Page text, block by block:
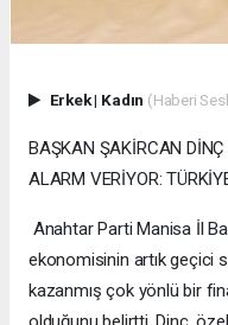
Erkek| Kadın (Haberi
BAŞKAN ŞAKİRCAN
ALARM VERİYOR:
Anahtar Parti Manisa İl
ekonomisinin artık geçici
kazanmış çok yönlü bir